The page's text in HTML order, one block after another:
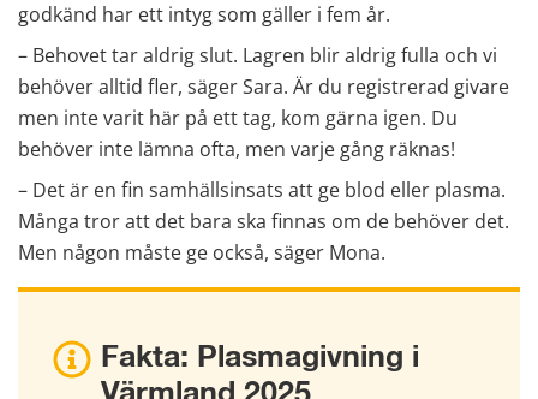
godkänd har ett intyg som gäller i fem år.
– Behovet tar aldrig slut. Lagren blir aldrig fulla och vi
behöver alltid fler, säger Sara. Är du registrerad givare
men inte varit här på ett tag, kom gärna igen. Du
behöver inte lämna ofta, men varje gång räknas!
– Det är en fin samhällsinsats att ge blod eller plasma.
Många tror att det bara ska finnas om de behöver det.
Men någon måste ge också, säger Mona.
Fakta: Plasmagivning i